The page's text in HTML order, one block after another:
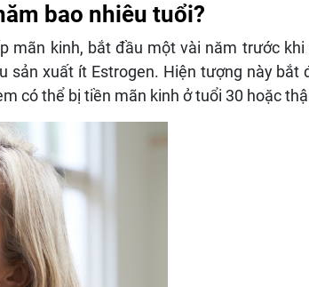
bao nhiêu tuổi?
mãn kinh, bắt đầu một vài năm trước
xuất ít Estrogen. Hiện tượng này bắt
có thể bị tiền mãn kinh ở tuổi 30 hoặc